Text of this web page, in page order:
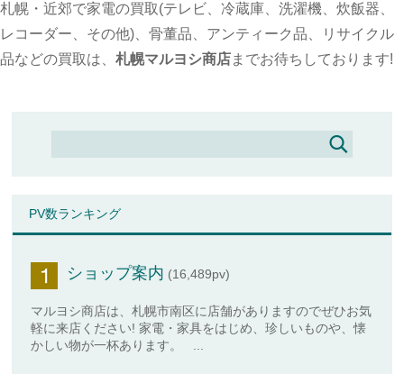
札幌・近郊で家電の買取(テレビ、冷蔵庫、洗濯機、炊飯器、
レコーダー、その他)、骨董品、アンティーク品、リサイクル
品などの買取は、 札幌マルヨシ商店までお待ちしております!
PV数ランキング
ショップ案内 (16,489pv)
マルヨシ商店は、札幌市南区に店舗がありますのでぜひお気
軽に来店ください! 家電・家具をはじめ、珍しいものや、懐
かしい物が一杯あります。 ...